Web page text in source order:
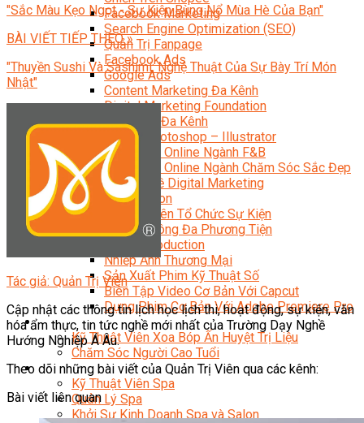
Facebook Marketing
Search Engine Optimization (SEO)
Quản Trị Fanpage
Facebook Ads
Google Ads
Content Marketing Đa Kênh
Digital Marketing Foundation
Bán Hàng Đa Kênh
Adobe Photoshop – Illustrator
Marketing Online Ngành F&B
Marketing Online Ngành Chăm Sóc Sắc Đẹp
Chuyên Đề Digital Marketing
Media Production
Chuyên Viên Tổ Chức Sự Kiện
Truyền Thông Đa Phương Tiện
Media Production
Nhiếp Ảnh Thương Mại
Sản Xuất Phim Kỹ Thuật Số
Biên Tập Video Cơ Bản Với Capcut
Dựng Phim Cơ Bản Với Adobe Premiere Pro
Sức Khỏe
Kỹ Thuật Viên Xoa Bóp Ấn Huyệt Trị Liệu
Chăm Sóc Người Cao Tuổi
Sắc Đẹp
Kỹ Thuật Viên Spa
Quản Lý Spa
Khởi Sự Kinh Doanh Spa và Salon
"Sắc Màu Kẹo Ngọt - Sự Kiện Bùng Nổ Mùa Hè Của Bạn"
BÀI VIẾT TIẾP THEO »
"Thuyền Sushi Và Sashimi: Nghệ Thuật Của Sự Bày Trí Món
Nhật"
Tác giả: Quản Trị Viên
Cập nhật các thông tin lịch học lịch thi, hoạt động, sự kiện, văn
hóa ẩm thực, tin tức nghề mới nhất của Trường Dạy Nghề
Hướng Nghiệp Á Âu.
Theo dõi những bài viết của Quản Trị Viên qua các kênh:
Bài viết liên quan